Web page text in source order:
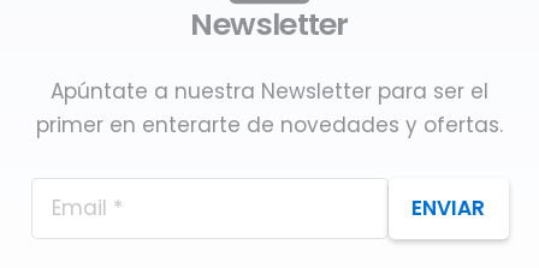
Newsletter
Apúntate a nuestra Newsletter para ser el
primer en enterarte de novedades y ofertas.
ENVIAR